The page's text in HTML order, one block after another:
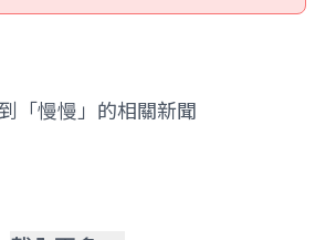
「慢慢」的相關新聞